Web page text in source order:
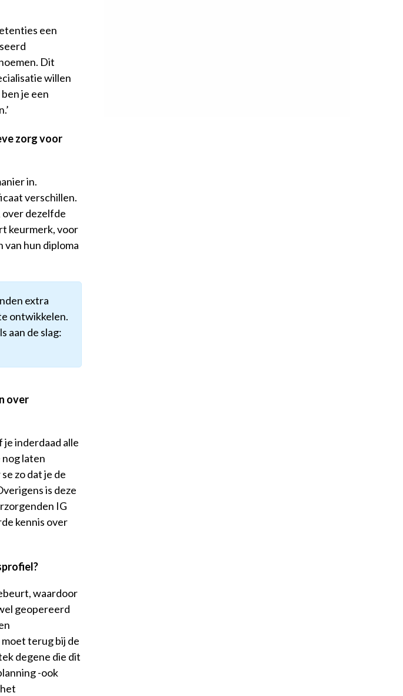
een
Dit
willen
je een
zorg voor
in.
verschillen.
dezelfde
keurmerk, voor
van hun diploma
extra
ontwikkelen.
aan de slag:
over
je inderdaad alle
laten
zo dat je de
is deze
IG
kennis over
waardoor
geopereerd
terug bij de
degene die dit
-ook